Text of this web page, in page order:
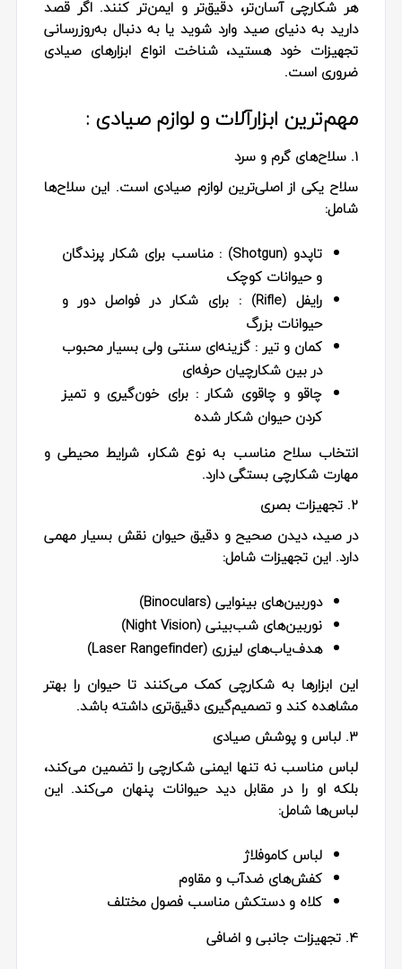
هر شکارچی آسان‌تر، دقیق‌تر و ایمن‌تر کنند. اگر قصد
دارید به دنیای صید وارد شوید یا به دنبال به‌روزرسانی
تجهیزات خود هستید، شناخت انواع ابزارهای صیادی
ضروری است.
مهم‌ترین ابزارآلات و لوازم صیادی :
1. سلاح‌های گرم و سرد
سلاح یکی از اصلی‌ترینلوازم صیادیاست. این سلاح‌ها
شامل:
تاپدو (Shotgun)
: مناسب برای شکار پرندگان
و حیوانات کوچک
رایفل (Rifle)
: برای شکار در فواصل دور و
حیوانات بزرگ
کمان و تیر : گزینه‌ای سنتی ولی بسیار محبوب
در بین شکارچیان حرفه‌ای
چاقو و چاقوی شکار : برای خون‌گیری و تمیز
کردن حیوان شکار شده
انتخاب سلاح مناسب به نوع شکار، شرایط محیطی و
مهارت شکارچی بستگی دارد.
2. تجهیزات بصری
در صید، دیدن صحیح و دقیق حیوان نقش بسیار مهمی
دارد. این تجهیزات شامل:
دوربین‌های بینوایی (Binoculars)
نوربین‌های شب‌بینی (Night Vision)
هدف‌یاب‌های لیزری (Laser Rangefinder)
این ابزارها به شکارچی کمک می‌کنند تا حیوان را بهتر
مشاهده کند و تصمیم‌گیری دقیق‌تری داشته باشد.
3. لباس و پوشش صیادی
لباس مناسب نه تنها ایمنی شکارچی را تضمین می‌کند،
بلکه او را در مقابل دید حیوانات پنهان می‌کند. این
لباس‌ها شامل:
لباس کاموفلاژ
کفش‌های ضدآب و مقاوم
کلاه و دستکش مناسب فصول مختلف
4. تجهیزات جانبی و اضافی